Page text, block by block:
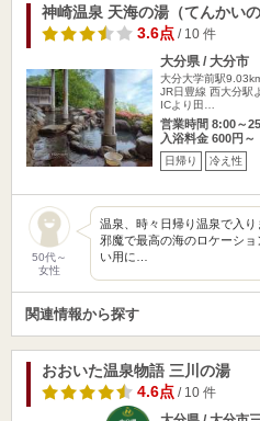
神崎温泉 天海の湯（てんかいの
3.6点/ 10 件
大分県 / 大分市
大分大学前駅
JR日豊線 西大分駅
ICより田…
営業時間 8:00～
入浴料金 600円～
日帰り 冷え性
50代～
女性
温泉、時々日帰り温泉で入
邪魔で最高の海のロケーシ
い用に…
関連情報から探す
おおいた温泉物語 三川の湯
4.6点/ 10 件